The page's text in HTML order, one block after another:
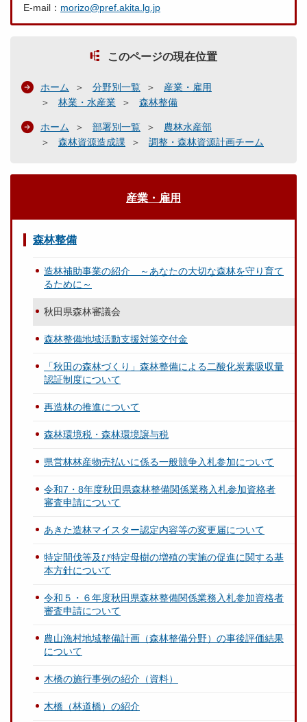
E-mail： morizo@pref.akita.lg.jp
このページの現在位置
ホーム 分野別一覧
産業・雇用
林業・水産業
森林整備
ホーム 部署別一覧
農林水産部
森林資源造成課
調整・森林資源計画チーム
産業・雇用
森林整備
造林補助事業の紹介 ～あなたの大切な森林を守り育て
るために～
秋田県森林審議会
森林整備地域活動支援対策交付金
「秋田の森林づくり」森林整備による二酸化炭素吸収量
認証制度について
再造林の推進について
森林環境税・森林環境譲与税
県営林林産物売払いに係る一般競争入札参加について
令和7・8年度秋田県森林整備関係業務入札参加資格者
審査申請について
あきた造林マイスター認定内容等の変更届について
特定間伐等及び特定母樹の増殖の実施の促進に関する基
本方針について
令和５・６年度秋田県森林整備関係業務入札参加資格者
審査申請について
農山漁村地域整備計画（森林整備分野）の事後評価結果
について
木橋の施行事例の紹介（資料）
木橋（林道橋）の紹介